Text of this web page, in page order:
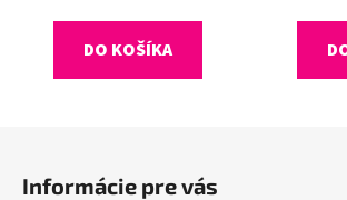
DO KOŠÍKA
Informácie pre vás